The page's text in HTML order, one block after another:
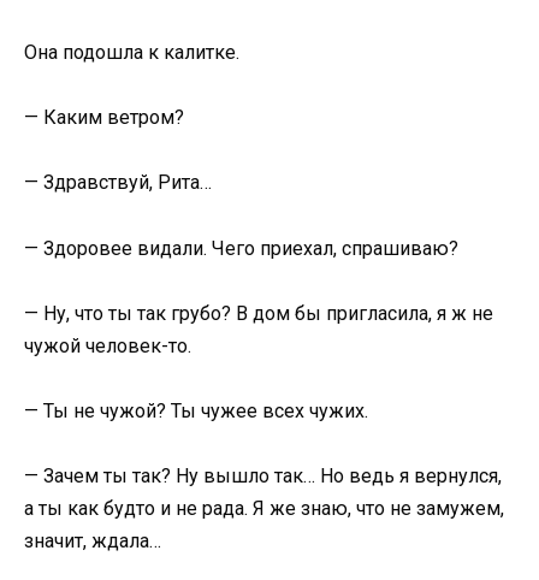
Она подошла к калитке.
— Каким ветром?
— Здравствуй, Рита…
— Здоровее видали. Чего приехал, спрашиваю?
— Ну, что ты так грубо? В дом бы пригласила, я ж не
чужой человек-то.
— Ты не чужой? Ты чужее всех чужих.
— Зачем ты так? Ну вышло так… Но ведь я вернулся,
а ты как будто и не рада. Я же знаю, что не замужем,
значит, ждала…